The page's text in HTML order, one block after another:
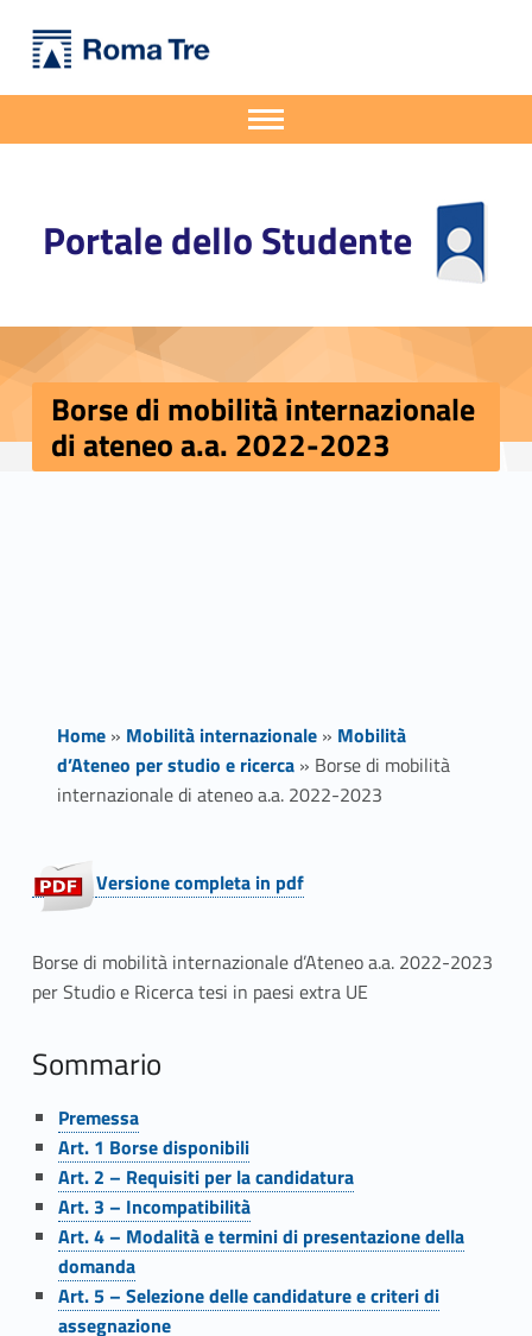
Borse di mobilità internazionale di ateneo a.a. 2022-2023 - Portale dello Studente
Portale dello Studente
Apri il menu secondario
Header info sidebar
Borse di mobilità internazionale
di ateneo a.a. 2022-2023
Home» Mobilità internazionale» Mobilità
d’Ateneo per studio e ricerca» Borse di mobilità
internazionale di ateneo a.a. 2022-2023
B
o
r
s
e
d
i
m
o
b
Versione completa in pdf
Borse di mobilità internazionale d’Ateneo a.a. 2022-2023
per Studio e Ricerca tesi in paesi extra UE
Sommario
Premessa
Art. 1 Borse disponibili
Art. 2 – Requisiti per la candidatura
Art. 3 – Incompatibilità
Art. 4 – Modalità e termini di presentazione della
domanda
Art. 5 – Selezione delle candidature e criteri di
assegnazione